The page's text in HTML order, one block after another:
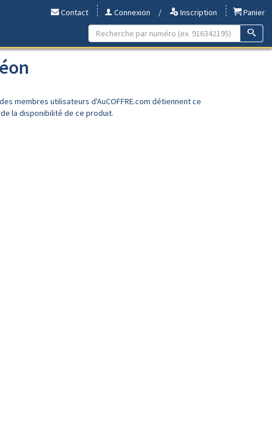
Contact Connexion / Inscription
Panier
membres utilisateurs d'AuCOFFRE.com détiennent ce
la disponibilité de ce produit.